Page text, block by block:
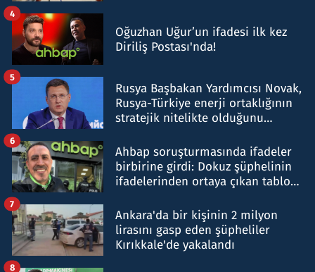
Oğuzhan Uğur’un ifadesi ilk kez
Diriliş Postası'nda!
4
Rusya Başbakan Yardımcısı Novak,
Rusya-Türkiye enerji ortaklığının
stratejik nitelikte olduğunu
5
Ahbap soruşturmasında ifadeler
birbirine girdi: Dokuz şüphelinin
ifadelerinden ortaya çıkan tablo
6
Ankara'da bir kişinin 2 milyon
lirasını gasp eden şüpheliler
Kırıkkale'de yakalandı
7
8